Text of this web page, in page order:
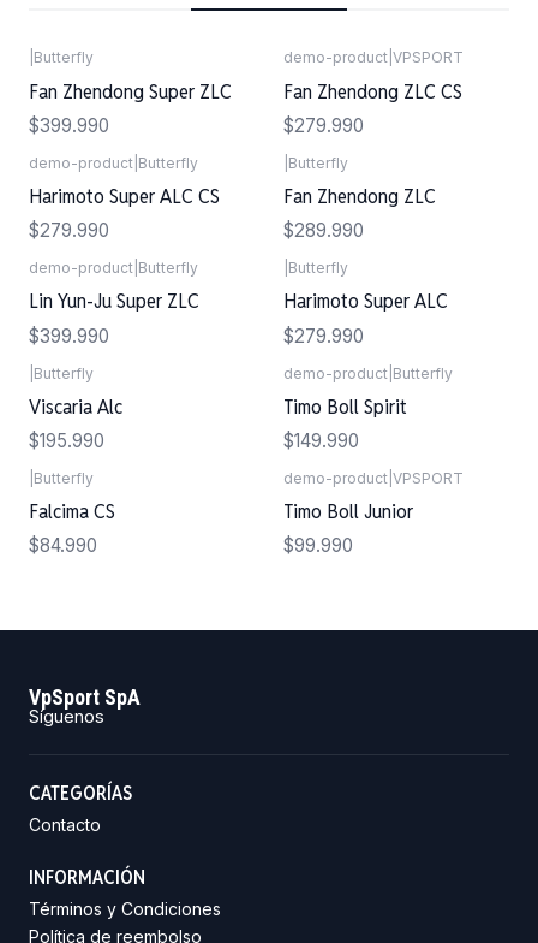
Butterfly
Fan Zhendong Super ZLC
$399.990
demo-product VPSPORT
Fan Zhendong ZLC CS
$279.990
demo-product Butterfly
Harimoto Super ALC CS
$279.990
Butterfly
Fan Zhendong ZLC
$289.990
demo-product Butterfly
Lin Yun-Ju Super ZLC
$399.990
Butterfly
Harimoto Super ALC
$279.990
Butterfly
Viscaria Alc
$195.990
demo-product Butterfly
Timo Boll Spirit
$149.990
Butterfly
Falcima CS
$84.990
demo-product VPSPORT
Timo Boll Junior
$99.990
VpSport SpA
Síguenos
CATEGORÍAS
Contacto
INFORMACIÓN
Términos y Condiciones
Política de reembolso